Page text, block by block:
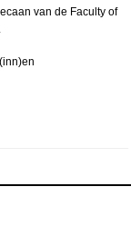
van de Faculty of